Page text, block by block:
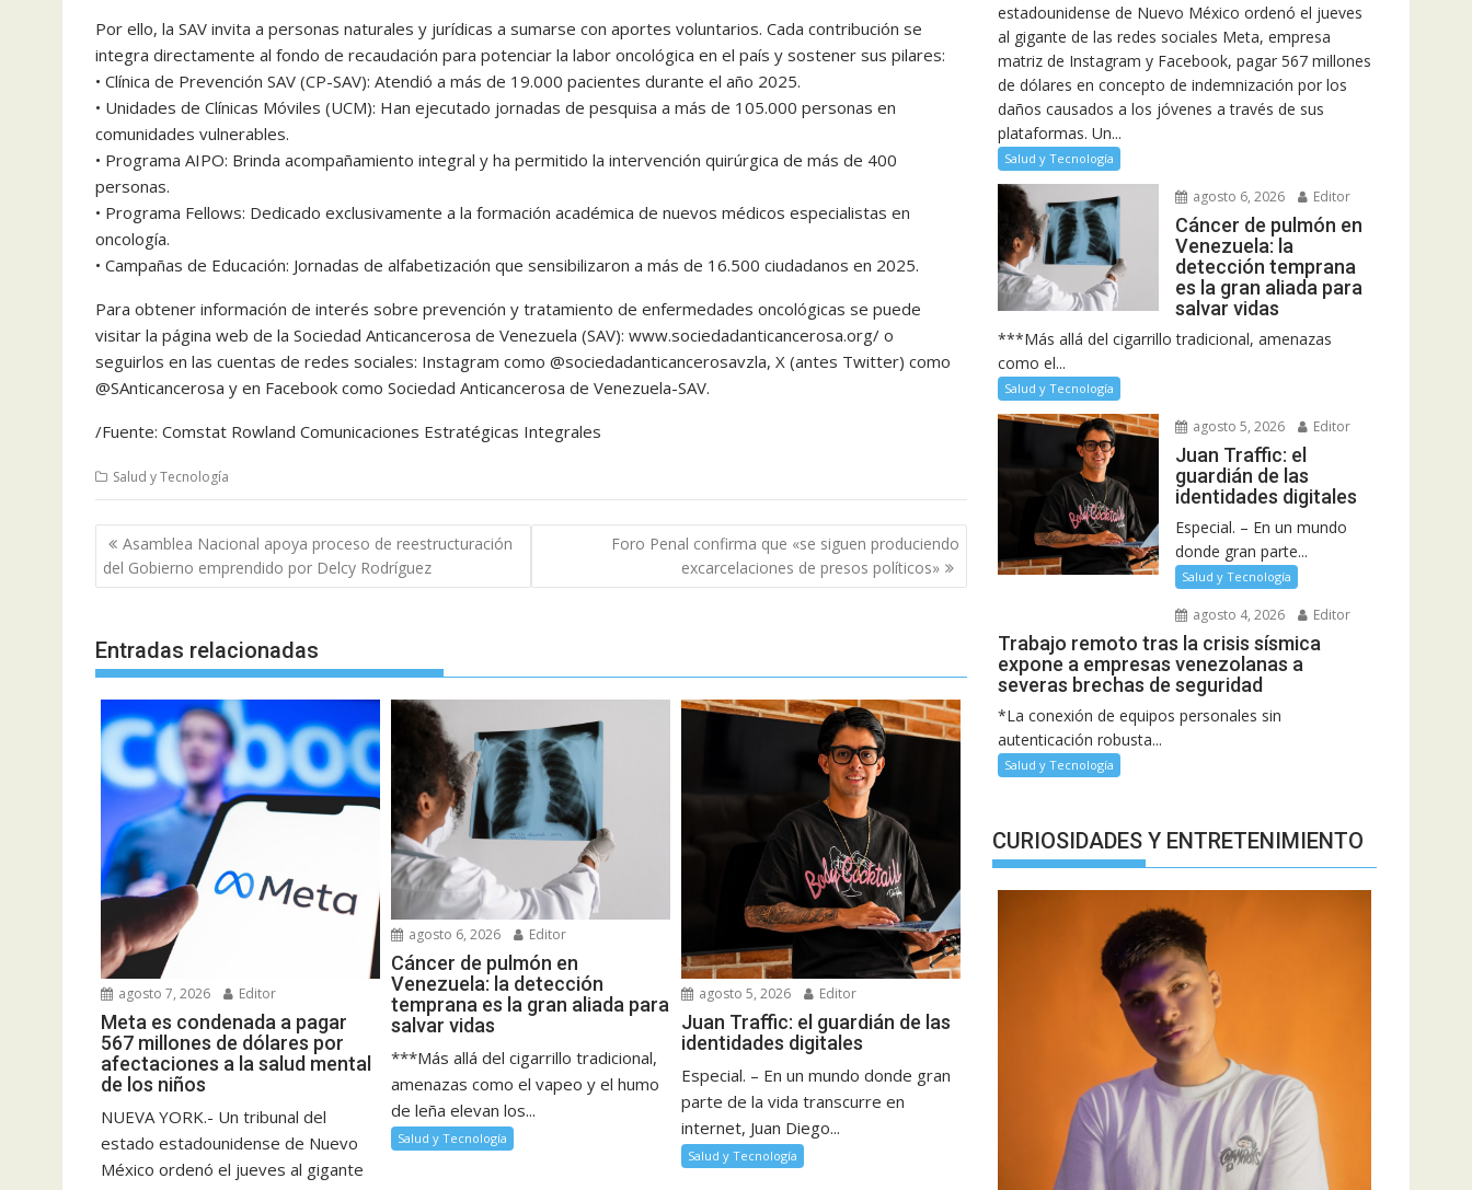
Por ello, la SAV invita a personas naturales y jurídicas a sumarse con aportes voluntarios. Cada contribución se
integra directamente al fondo de recaudación para potenciar la labor oncológica en el país y sostener sus pilares:
• Clínica de Prevención SAV (CP-SAV): Atendió a más de 19.000 pacientes durante el año 2025.
• Unidades de Clínicas Móviles (UCM): Han ejecutado jornadas de pesquisa a más de 105.000 personas en
comunidades vulnerables.
• Programa AIPO: Brinda acompañamiento integral y ha permitido la intervención quirúrgica de más de 400
personas.
• Programa Fellows: Dedicado exclusivamente a la formación académica de nuevos médicos especialistas en
oncología.
• Campañas de Educación: Jornadas de alfabetización que sensibilizaron a más de 16.500 ciudadanos en 2025.
Para obtener información de interés sobre prevención y tratamiento de enfermedades oncológicas se puede
visitar la página web de la Sociedad Anticancerosa de Venezuela (SAV): www.sociedadanticancerosa.org/ o
seguirlos en las cuentas de redes sociales: Instagram como @sociedadanticancerosavzla, X (antes Twitter) como
@SAnticancerosa y en Facebook como Sociedad Anticancerosa de Venezuela-SAV.
/Fuente: Comstat Rowland Comunicaciones Estratégicas Integrales
Salud y Tecnología
Navegación
de
entradas
Asamblea Nacional apoya proceso de reestructuración
del Gobierno emprendido por Delcy Rodríguez
Foro Penal confirma que «se siguen produciendo
excarcelaciones de presos políticos»
Entradas relacionadas
agosto 7, 2026 Editor
Meta es condenada a pagar
567 millones de dólares por
afectaciones a la salud mental
de los niños
NUEVA YORK.- Un tribunal del
estado estadounidense de Nuevo
México ordenó el jueves al gigante
agosto 6, 2026 Editor
Cáncer de pulmón en
Venezuela: la detección
temprana es la gran aliada para
salvar vidas
***Más allá del cigarrillo tradicional,
amenazas como el vapeo y el humo
de leña elevan los...
Salud y Tecnología
agosto 5, 2026 Editor
Juan Traffic: el guardián de las
identidades digitales
Especial. – En un mundo donde gran
parte de la vida transcurre en
internet, Juan Diego...
Salud y Tecnología
estadounidense de Nuevo México ordenó el jueves
al gigante de las redes sociales Meta, empresa
matriz de Instagram y Facebook, pagar 567 millones
de dólares en concepto de indemnización por los
daños causados a los jóvenes a través de sus
plataformas. Un...
Salud y Tecnología
agosto 6, 2026 Editor
Cáncer de pulmón en
Venezuela: la
detección temprana
es la gran aliada para
salvar vidas
***Más allá del cigarrillo tradicional, amenazas
como el...
Salud y Tecnología
agosto 5, 2026 Editor
Juan Traffic: el
guardián de las
identidades digitales
Especial. – En un mundo
donde gran parte...
Salud y Tecnología
agosto 4, 2026 Editor
Trabajo remoto tras la crisis sísmica
expone a empresas venezolanas a
severas brechas de seguridad
*La conexión de equipos personales sin
autenticación robusta...
Salud y Tecnología
CURIOSIDADES Y ENTRETENIMIENTO